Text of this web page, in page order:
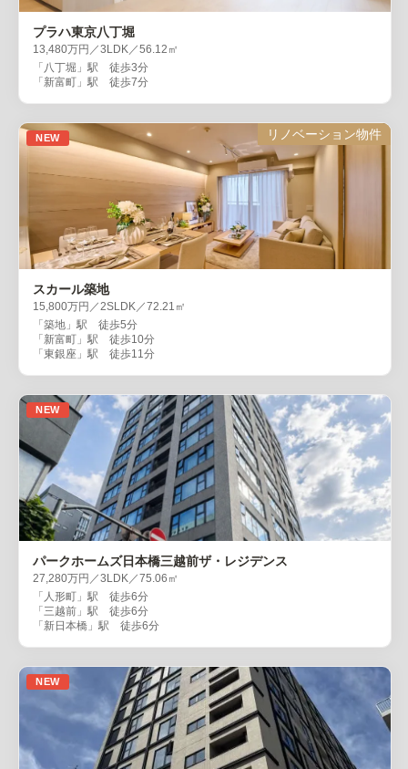
プラハ東京八丁堀
13,480万円／3LDK／56.12㎡
「八丁堀」駅 徒歩3分
「新富町」駅 徒歩7分
NEW リノベーション物件
スカール築地
15,800万円／2SLDK／72.21㎡
「築地」駅 徒歩5分
「新富町」駅 徒歩10分
「東銀座」駅 徒歩11分
NEW
パークホームズ日本橋三越前ザ・レジデンス
27,280万円／3LDK／75.06㎡
「人形町」駅 徒歩6分
「三越前」駅 徒歩6分
「新日本橋」駅 徒歩6分
NEW